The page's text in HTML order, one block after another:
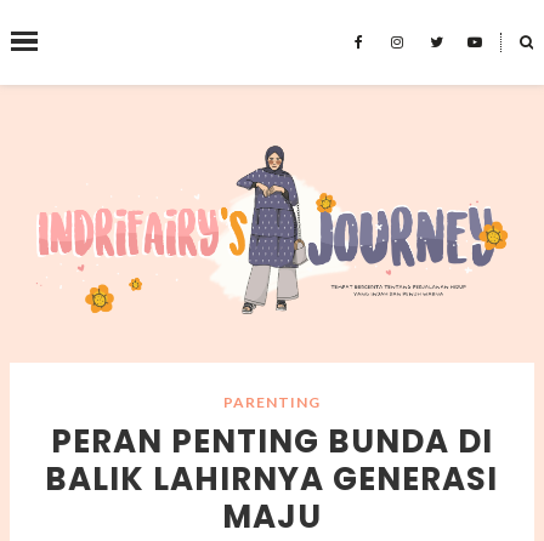
˟
SEARCH THIS BLOG
PARENTING
PERAN PENTING BUNDA DI
BALIK LAHIRNYA GENERASI
MAJU